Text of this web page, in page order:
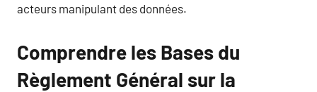
acteurs manipulant des données.
Comprendre les Bases du
Règlement Général sur la